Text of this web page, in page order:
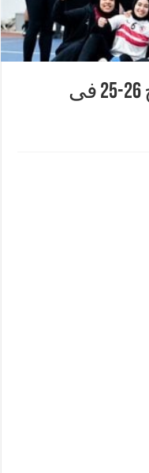
الزمالك يهزم سبورتنج 26-25 فى